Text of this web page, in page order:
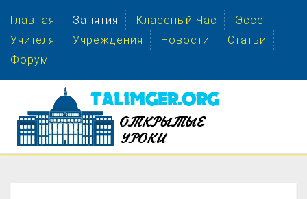
Главная Занятия Классный Час
Эссе
Учителя
Учреждения Новости
Статьи
Форум
.
. .